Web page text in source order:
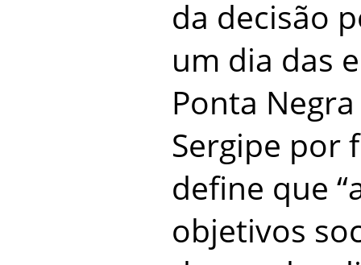
da decisão
um dia das
Ponta Negra
Sergipe por
define que
objetivos